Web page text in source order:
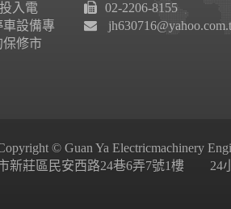
入電
車設備專
保修市
02-2206-8155
© Guan Ya Electricmachinery
新莊區民安西路24巷6弄7號1樓 24小